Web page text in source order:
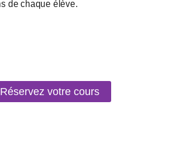
Réservez votre cours